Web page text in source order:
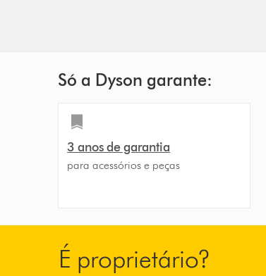
Só a Dyson garante:
3 anos de garantia
para acessórios e peças
É proprietário?